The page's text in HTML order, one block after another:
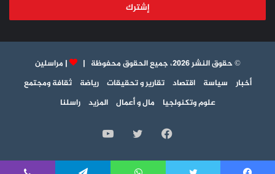
© حقوق النشر 2026، جميع الحقوق محفوظة | |مراسلين
أخبار
سياسة اقتصاد تقارير و تحقيقات رياضة
ثقافة ومجتمع
علوم وتكنولجيا
مال و أعمال المزيد راسلنا
فيسبوك تويتر يوتيوب